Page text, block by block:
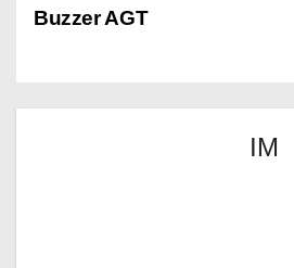
Buzzer AGT
IM